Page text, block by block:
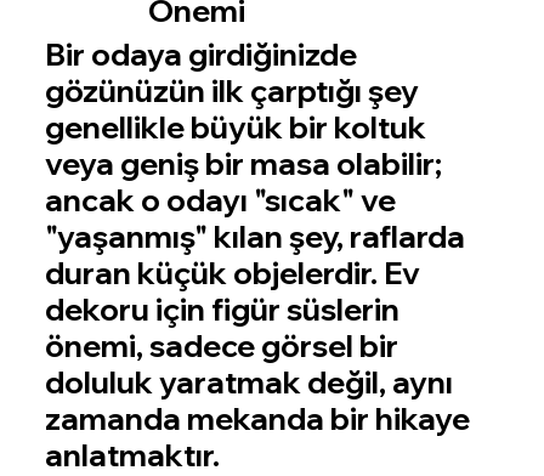
Önemi
Bir odaya girdiğinizde
gözünüzün ilk çarptığı şey
genellikle büyük bir koltuk
veya geniş bir masa olabilir;
ancak o odayı "sıcak" ve
"yaşanmış" kılan şey, raflarda
duran küçük objelerdir. Ev
dekoru için figür süslerin
önemi, sadece görsel bir
doluluk yaratmak değil, aynı
zamanda mekanda bir hikaye
anlatmaktır.